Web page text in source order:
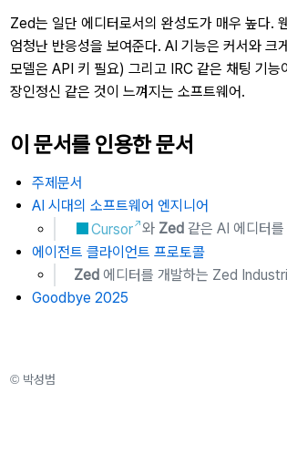
with Free-form AI-Interpreted Sketching』
An Exploration of Rationale Text
Zed는 일단 에디터로서의 완성도가 매우 높다.
엄청난 반응성을 보여준다. AI 기능은 커서와
모델은 API 키 필요) 그리고 IRC 같은 채팅 기
장인정신 같은 것이 느껴지는 소프트웨어.
이 문서를 인용한 문서
주제문서
AI 시대의 소프트웨어 엔지니어
Cursor 와 Zed 같은 AI 에디터
에이전트 클라이언트 프로토콜
Zed 에디터를 개발하는 Zed
Goodbye 2025
© 박성범